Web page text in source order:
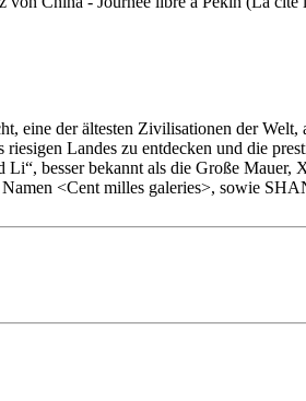
der ältesten Zivilisationen der Welt,
Landes zu entdecken und die
besser bekannt als die Große
<Cent milles galeries>, sowie